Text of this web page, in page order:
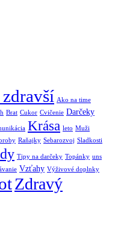
Ako na time
Brat Cukor Cvičenie Darčeky
Krása leto Muži
Raňajky Sebarozvoj Sladkosti
Tipy na darčeky Topánky uns
Vzťahy Výživové doplnky
Zdravý